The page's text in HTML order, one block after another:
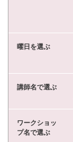
曜日を選ぶ
講師名で選ぶ
ワークショッ
プ名で選ぶ